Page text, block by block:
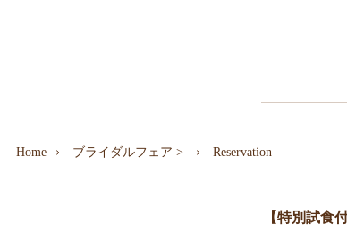
Home ブライダルフェア > Reservation